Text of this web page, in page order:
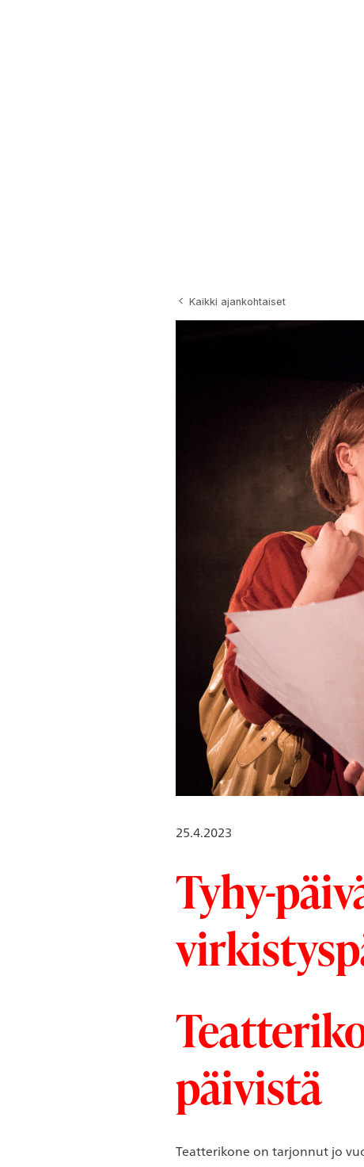
Kaikki ajankohtaiset
25.4.2023
Tyhy-
päivistä
Teatterikone on tarjonnut jo